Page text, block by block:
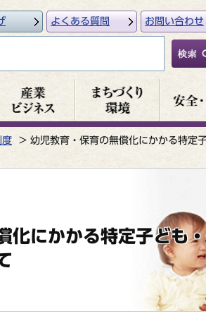
よくある質問 お問い合わせ
度 幼児教育・保育の無償化にかかる特定
化にかかる特定子ども